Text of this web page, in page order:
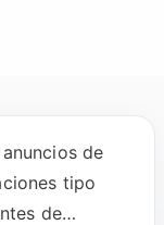
de
tipo
de